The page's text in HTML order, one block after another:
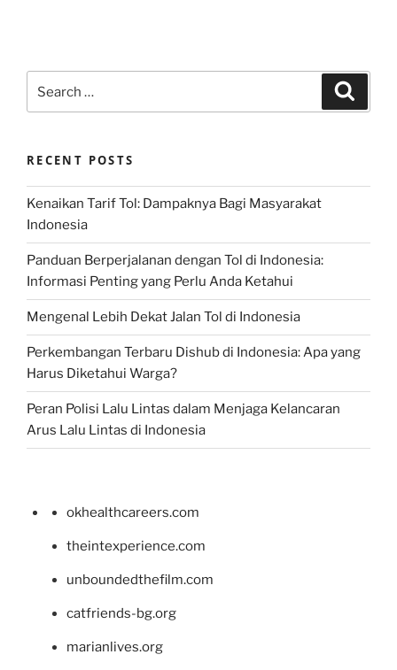
for:
RECENT POSTS
Kenaikan Tarif Tol: Dampaknya Bagi Masyarakat
Indonesia
Panduan Berperjalanan dengan Tol di Indonesia:
Informasi Penting yang Perlu Anda Ketahui
Mengenal Lebih Dekat Jalan Tol di Indonesia
Perkembangan Terbaru Dishub di Indonesia: Apa yang
Harus Diketahui Warga?
Peran Polisi Lalu Lintas dalam Menjaga Kelancaran
Arus Lalu Lintas di Indonesia
okhealthcareers.com
theintexperience.com
unboundedthefilm.com
catfriends-bg.org
marianlives.org